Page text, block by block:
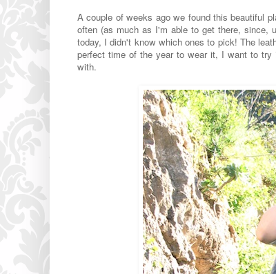
A couple of weeks ago we found this beautiful
often (as much as I'm able to get there, since,
today, I didn't know which ones to pick! The
perfect time of the year to wear it, I want to
with.